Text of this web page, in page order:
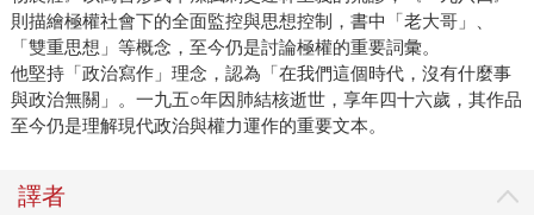
則描繪極權社會下的全面監控與思想控制，書中「老大哥」、
「雙重思想」等概念，至今仍是討論極權的重要詞彙。
他堅持「政治寫作」理念，認為「在我們這個時代，沒有什麼事
與政治無關」。一九五○年因肺結核逝世，享年四十六歲，其作品
至今仍是理解現代政治與權力運作的重要文本。
譯者